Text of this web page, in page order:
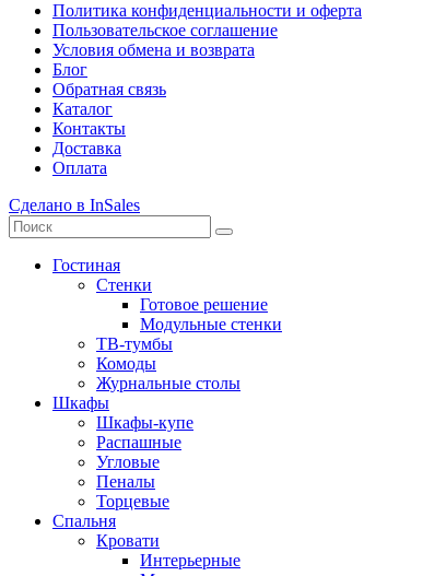
Политика конфиденциальности и оферта
Пользовательское соглашение
Условия обмена и возврата
Блог
Обратная связь
Каталог
Контакты
Доставка
Оплата
Сделано в InSales
Гостиная
Стенки
Готовое решение
Модульные стенки
ТВ-тумбы
Комоды
Журнальные столы
Шкафы
Шкафы-купе
Распашные
Угловые
Пеналы
Торцевые
Спальня
Кровати
Интерьерные